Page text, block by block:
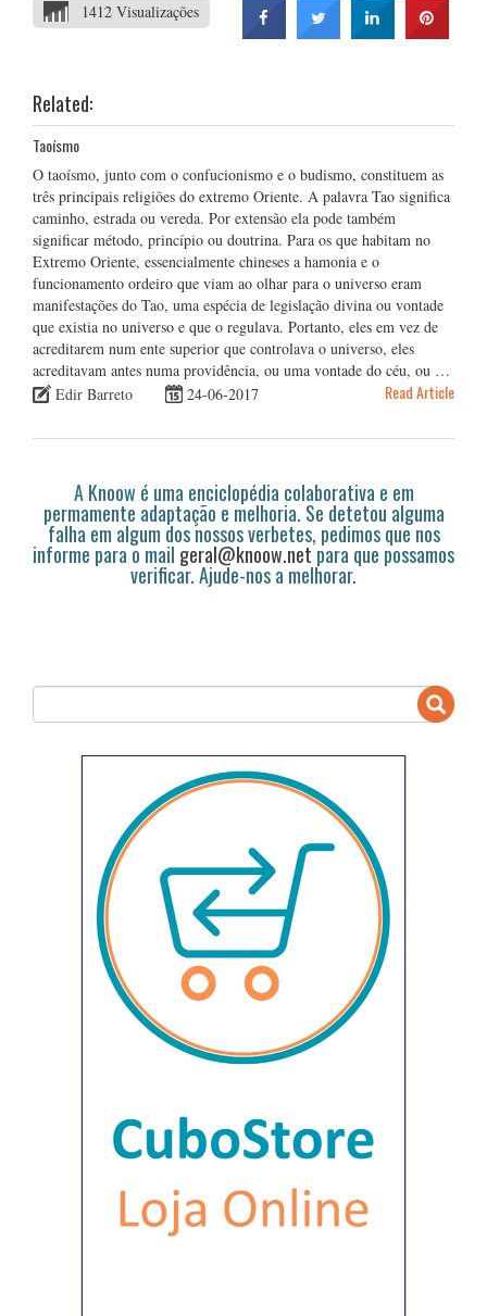
1412 Visualizações
Related:
Taoísmo
O taoísmo, junto com o confucionismo e o budismo, constituem as
três principais religiões do extremo Oriente. A palavra Tao significa
caminho, estrada ou vereda. Por extensão ela pode também
significar método, princípio ou doutrina. Para os que habitam no
Extremo Oriente, essencialmente chineses a hamonia e o
funcionamento ordeiro que viam ao olhar para o universo eram
manifestações do Tao, uma espécia de legislação divina ou vontade
que existia no universo e que o regulava. Portanto, eles em vez de
acreditarem num ente superior que controlava o universo, eles
acreditavam antes numa providência, ou uma vontade do céu, ou …
Edir Barreto
24-06-2017 Read Article
A Knoow é uma enciclopédia colaborativa e em
permamente adaptação e melhoria. Se detetou alguma
falha em algum dos nossos verbetes, pedimos que nos
informe para o mail geral@knoow.netpara que possamos
verificar. Ajude-nos a melhorar.